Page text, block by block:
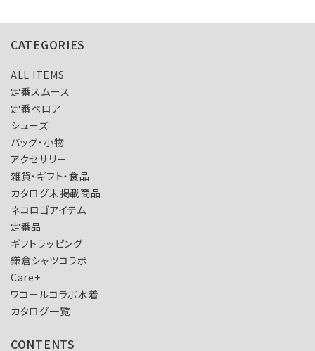
CATEGORIES
ALL ITEMS
定番スムース
定番ベロア
シューズ
バッグ・小物
アクセサリー
雑貨・ギフト・食品
カタログ未掲載商品
ネコロゴアイテム
定番品
ギフトラッピング
鎌倉シャツコラボ
Care+
ワコールコラボ水着
カタログ一覧
CONTENTS